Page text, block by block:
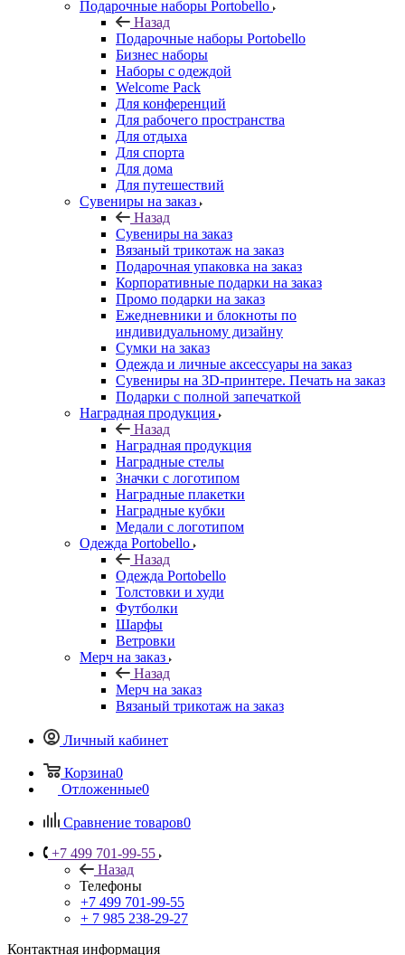
Подарочные наборы Portobello
Назад
Подарочные наборы Portobello
Бизнес наборы
Наборы с одеждой
Welcome Pack
Для конференций
Для рабочего пространства
Для отдыха
Для спорта
Для дома
Для путешествий
Сувениры на заказ
Назад
Сувениры на заказ
Вязаный трикотаж на заказ
Подарочная упаковка на заказ
Корпоративные подарки на заказ
Промо подарки на заказ
Ежедневники и блокноты по
индивидуальному дизайну
Сумки на заказ
Одежда и личные аксессуары на заказ
Сувениры на 3D-принтере. Печать на заказ
Подарки с полной запечаткой
Наградная продукция
Назад
Наградная продукция
Наградные стелы
Значки с логотипом
Наградные плакетки
Наградные кубки
Медали с логотипом
Одежда Portobello
Назад
Одежда Portobello
Толстовки и худи
Футболки
Шарфы
Ветровки
Мерч на заказ
Назад
Мерч на заказ
Вязаный трикотаж на заказ
Личный кабинет
Корзина0
Отложенные0
Сравнение товаров0
+7 499 701-99-55
Назад
Телефоны
+7 499 701-99-55
+ 7 985 238-29-27
Контактная информация